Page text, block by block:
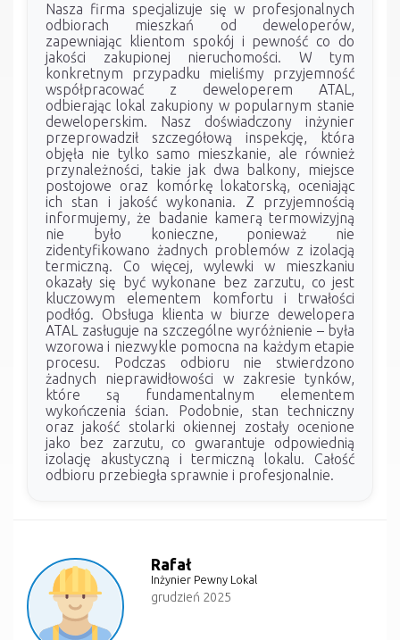
Nasza firma specjalizuje się w profesjonalnych
odbiorach mieszkań od deweloperów,
zapewniając klientom spokój i pewność co do
jakości zakupionej nieruchomości. W tym
konkretnym przypadku mieliśmy przyjemność
współpracować z deweloperem ATAL,
odbierając lokal zakupiony w popularnym stanie
deweloperskim. Nasz doświadczony inżynier
przeprowadził szczegółową inspekcję, która
objęła nie tylko samo mieszkanie, ale również
przynależności, takie jak dwa balkony, miejsce
postojowe oraz komórkę lokatorską, oceniając
ich stan i jakość wykonania. Z przyjemnością
informujemy, że badanie kamerą termowizyjną
nie było konieczne, ponieważ nie
zidentyfikowano żadnych problemów z izolacją
termiczną. Co więcej, wylewki w mieszkaniu
okazały się być wykonane bez zarzutu, co jest
kluczowym elementem komfortu i trwałości
podłóg. Obsługa klienta w biurze dewelopera
ATAL zasługuje na szczególne wyróżnienie – była
wzorowa i niezwykle pomocna na każdym etapie
procesu. Podczas odbioru nie stwierdzono
żadnych nieprawidłowości w zakresie tynków,
które są fundamentalnym elementem
wykończenia ścian. Podobnie, stan techniczny
oraz jakość stolarki okiennej zostały ocenione
jako bez zarzutu, co gwarantuje odpowiednią
izolację akustyczną i termiczną lokalu. Całość
odbioru przebiegła sprawnie i profesjonalnie.
Rafał
Inżynier Pewny Lokal
grudzień 2025